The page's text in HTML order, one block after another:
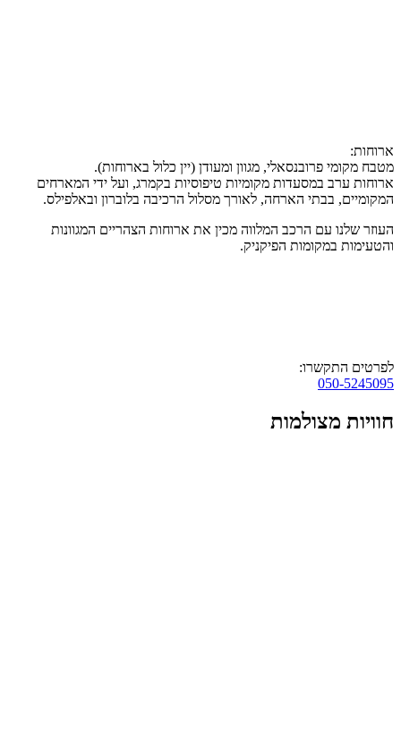
ארוחות:
מטבח מקומי פרובנסאלי, מגוון ומעודן (יין כלול בארוחות).
ארוחות ערב במסעדות מקומיות טיפוסיות בקמרג, ועל ידי המארחים
המקומיים, בבתי הארחה, לאורך מסלול הרכיבה בלוברון ובאלפילס.
העוזר שלנו עם הרכב המלווה מכין את ארוחות הצהריים המגוונות
והטעימות במקומות הפיקניק.
לפרטים התקשרו:
050-5245095
חוויות מצולמות